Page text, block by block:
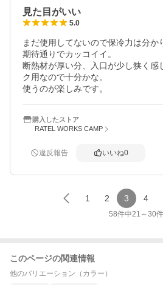
見た目がいい
5.0
まだ使用してないので保冷力は分か
期待通りでカッコイイ。
断熱材が厚い分、入口が少し狭く感
ク用なので十分かな。
使うのが楽しみです。
購入したストア
RATEL WORKS CAMP
違反報告 いいね0
1 2 3 4
58件中21 ～30件
このページの関連情報
他のバリエーション（カラー）